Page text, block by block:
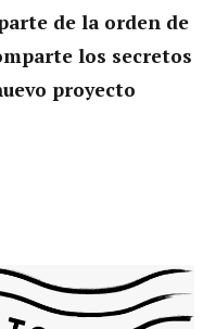
de la orden de
los secretos
proyecto